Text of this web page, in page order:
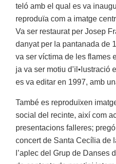
teló amb el qual es va
reproduïa com a imatge
Va ser restaurat per Josep
danyat per la pantanada de
va ser víctima de les flames
ja va ser motiu d’il•lustració
es va editar en 1997, amb
També es reproduïxen
social del recinte, així com
presentacions falleres;
concert de Santa Cecília de
l’aplec del Grup de Danses